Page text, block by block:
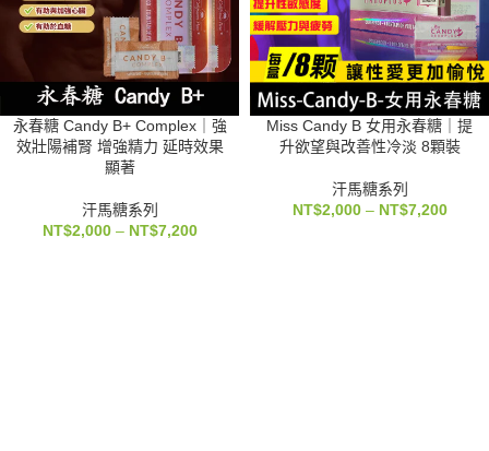
永春糖 Candy B+ Complex｜強
效壯陽補腎 增強精力 延時效果
顯著
汗馬糖系列
NT$2,000 – NT$7,200
Miss Candy B 女用永春糖｜提
升欲望與改善性冷淡 8顆裝
汗馬糖系列
NT$2,000 – NT$7,200